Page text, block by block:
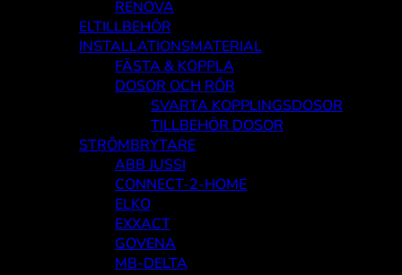
RENOVA
ELTILLBEHÖR
INSTALLATIONSMATERIAL
FÄSTA & KOPPLA
DOSOR OCH RÖR
SVARTA KOPPLINGSDOSOR
TILLBEHÖR DOSOR
STRÖMBRYTARE
ABB JUSSI
CONNECT-2-HOME
ELKO
EXXACT
GOVENA
MB-DELTA